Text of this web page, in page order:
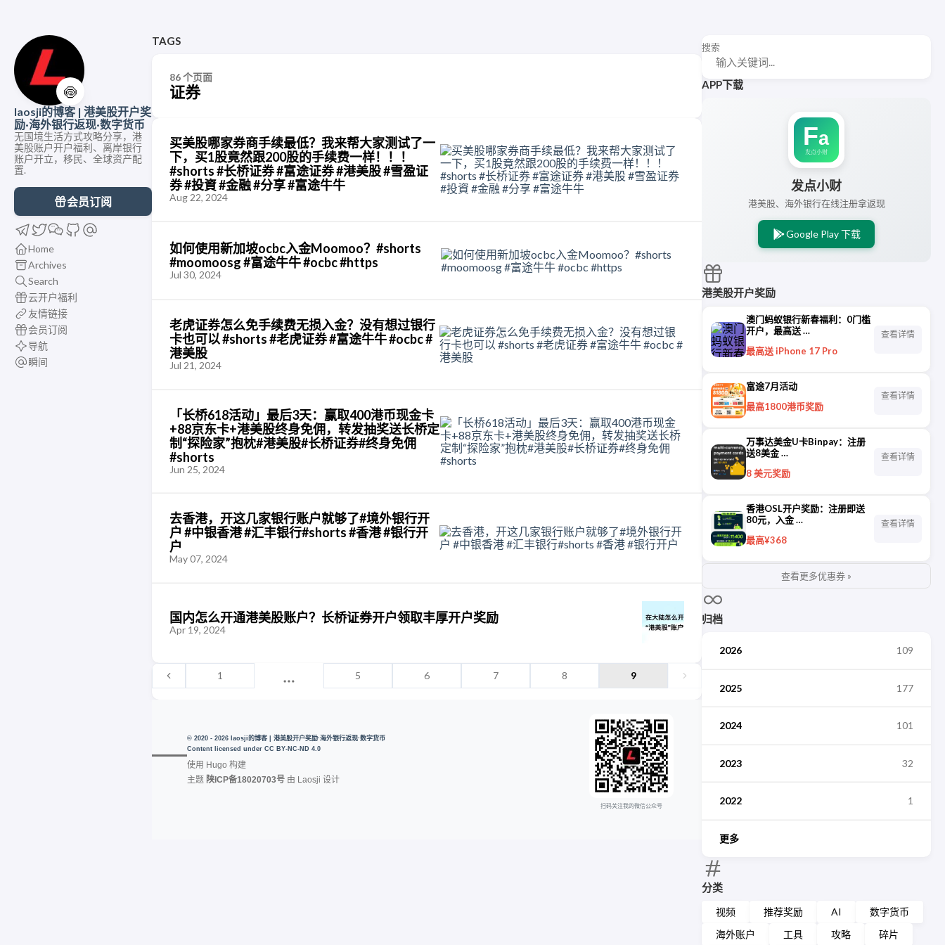
🍥
laosji的博客 | 港美股开户奖
励·海外银行返现·数字货币
无国境生活方式攻略分享，港
美股账户开户福利、离岸银行
账户开立，移民、全球资产配
置.
会员订阅
Home
Archives
Search
云开户福利
友情链接
会员订阅
导航
瞬间
搜索
APP下载
发点小财
港美股、海外银行在线注册拿返现
Google Play 下载
港美股开户奖励
澳门蚂蚁银行新春福利：0门槛
开户，最高送 …
最高送 iPhone 17 Pro
查看详情
富途7月活动
最高1800港币奖励
查看详情
万事达美金U卡Binpay：注册
送8美金 …
8 美元奖励
查看详情
香港OSL开户奖励：注册即送
80元，入金 …
最高¥368
查看详情
查看更多优惠券 »
归档
2026 109
2025 177
2024 101
2023 32
2022 1
更多
分类
视频 推荐奖励 AI
数字货币
海外账户
工具 攻略 碎片
TAGS
86 个页面
证券
买美股哪家券商手续最低？我来帮大家测试了一
下，买1股竟然跟200股的手续费一样！！！
#shorts #长桥证券 #富途证券 #港美股 #雪盈证
券 #投資 #金融 #分享 #富途牛牛
Aug 22, 2024
如何使用新加坡ocbc入金Moomoo？#shorts
#moomoosg #富途牛牛 #ocbc #https
Jul 30, 2024
老虎证券怎么免手续费无损入金？没有想过银行
卡也可以 #shorts #老虎证券 #富途牛牛 #ocbc #
港美股
Jul 21, 2024
「长桥618活动」最后3天：赢取400港币现金卡
+88京东卡+港美股终身免佣，转发抽奖送长桥定
制“探险家”抱枕#港美股#长桥证券#终身免佣
#shorts
Jun 25, 2024
去香港，开这几家银行账户就够了#境外银行开
户 #中银香港 #汇丰银行#shorts #香港 #银行开
户
May 07, 2024
国内怎么开通港美股账户？长桥证券开户领取丰厚开户奖励
Apr 19, 2024
1 5 6 7 8 9
© 2020 - 2026 laosji的博客 | 港美股开户奖励·海外银行返现·数字货币
Content licensed under CC BY-NC-ND 4.0
使用 Hugo 构建
主题 陕ICP备18020703号由 Laosji 设计
扫码关注我的微信公众号